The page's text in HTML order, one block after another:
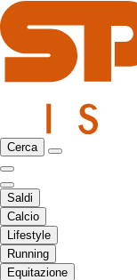
Cerca
Saldi
Calcio
Lifestyle
Running
Equitazione